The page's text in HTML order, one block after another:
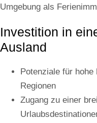
Umgebung als
Investition in
Ausland​
Potenziale für
Regionen
Zugang zu einer